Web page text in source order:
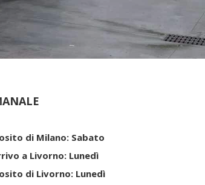
di Milano: Sabato
a Livorno: Lunedì
di Livorno: Lunedì